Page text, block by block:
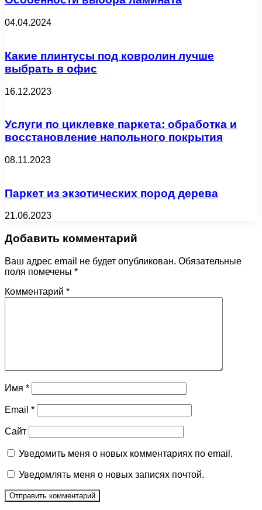
04.04.2024
Какие плинтусы под ковролин лучше
выбрать в офис
16.12.2023
Услуги по циклевке паркета: обработка и
восстановление напольного покрытия
08.11.2023
Паркет из экзотических пород дерева
21.06.2023
Добавить комментарий
Ваш адрес email не будет опубликован. Обязательные
поля помечены *
Комментарий *
Имя *
Email *
Сайт
Уведомить меня о новых комментариях по email.
Уведомлять меня о новых записях почтой.